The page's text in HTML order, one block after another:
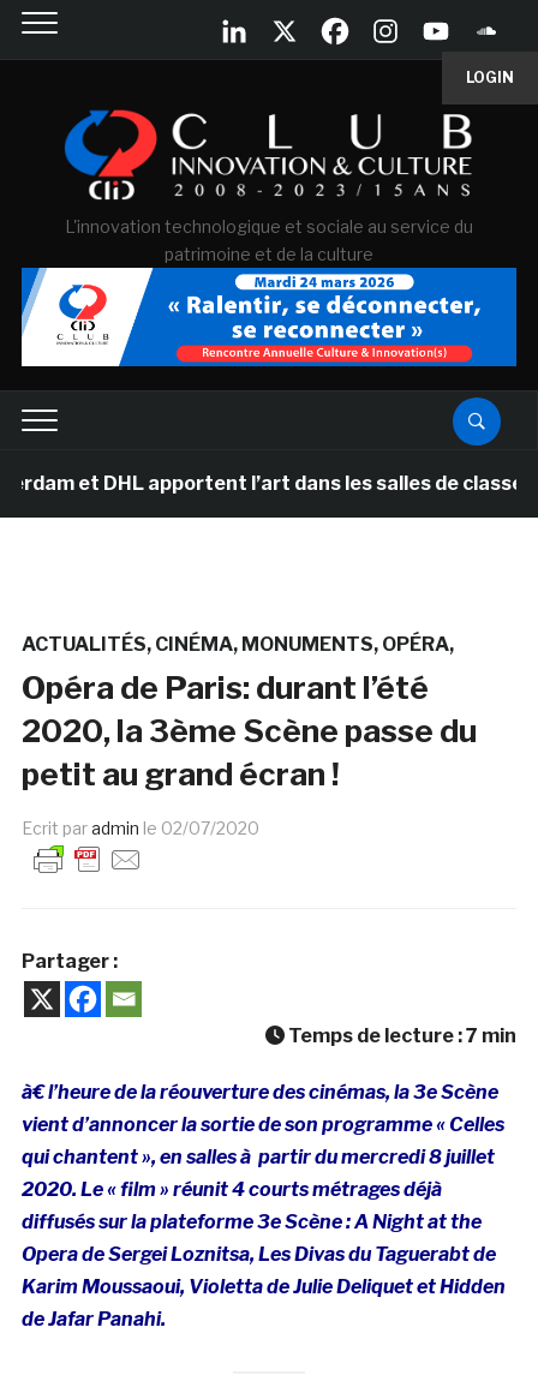
LOGIN
L'innovation technologique et sociale au service du
patrimoine et de la culture
apportent l’art dans les salles de classe des
ACTUALITÉS CINÉMA MONUMENTS OPÉRA
Opéra de Paris: durant l’été
2020, la 3ème Scène passe du
petit au grand écran !
Ecrit paradmin le 02/07/2020
Partager :
Temps de lecture :7 min
à€ l’heure de la réouverture des cinémas, la 3e Scène
vient d’annoncer la sortie de son programme « Celles
qui chantent », en salles à partir du mercredi 8 juillet
2020. Le « film » réunit 4 courts métrages déjà
diffusés sur la plateforme 3e Scène : A Night at the
Opera de Sergei Loznitsa, Les Divas du Taguerabt de
Karim Moussaoui, Violetta de Julie Deliquet et Hidden
de Jafar Panahi.